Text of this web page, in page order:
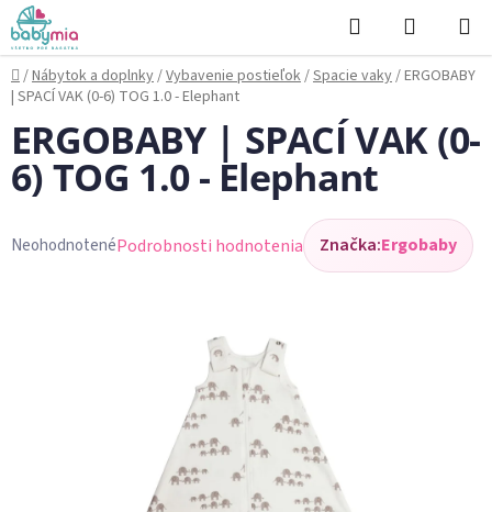
Prejsť
na
obsah
Hľadať
KOŠÍK
Domov
/Nábytok a doplnky/Vybavenie postieľok/Spacie vaky/ERGOBABY
| SPACÍ VAK (0-6) TOG 1.0 - Elephant
ERGOBABY | SPACÍ VAK (0-
6) TOG 1.0 - Elephant
Priemerné
NeohodnotenéPodrobnosti hodnotenia Značka:Ergobaby